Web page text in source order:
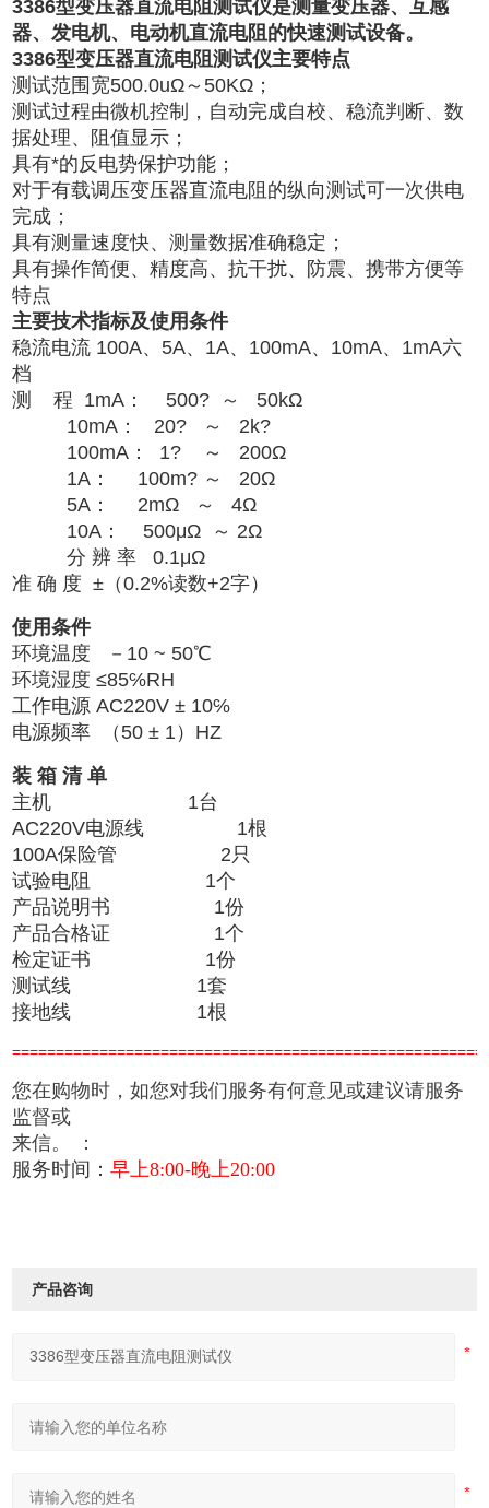
3386型变压器直流电阻测试仪是测量变压器、互感
器、发电机、电动机直流电阻的快速测试设备。
3386型变压器直流电阻测试仪主要特点
测试范围宽500.0uΩ～50KΩ；
测试过程由微机控制，自动完成自校、稳流判断、数
据处理、阻值显示；
具有*的反电势保护功能；
对于有载调压变压器直流电阻的纵向测试可一次供电
完成；
具有测量速度快、测量数据准确稳定；
具有操作简便、精度高、抗干扰、防震、携带方便等
特点
主要技术指标及使用条件
稳流电流 100A、5A、1A、100mA、10mA、1mA六
档
测 程 1mA： 500? ～ 50kΩ
10mA： 20? ～ 2k?
100mA： 1? ～ 200Ω
1A： 100m? ～ 20Ω
5A： 2mΩ ～ 4Ω
10A： 500μΩ ～ 2Ω
分 辨 率 0.1μΩ
准 确 度 ±（0.2%读数+2字）
使用条件
环境温度 －10 ~ 50℃
环境湿度 ≤85℅RH
工作电源 AC220V ± 10℅
电源频率 （50 ± 1）HZ
装 箱 清 单
主机 1台
AC220V电源线 1根
100A保险管 2 只
试验电阻
1个
产品说明书 1份
产品合格证 1个
检定证书 1份
测试线 1套
接地线 1根
您在购物时，如您对我们服务有何意见或建议请服务
监督或
来信。
：
服务时间：早上8:00-晚上20:00
产品咨询